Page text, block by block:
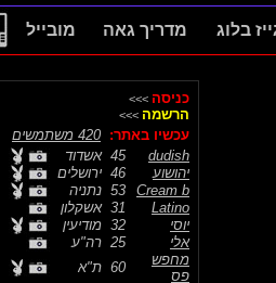
בלוג מדריך גאה מובייל
כניסה>>>
הרשמה>>>
עכשיו באתר: 420 משתמשים
dudish
45
אשדוד
יהושוע
46
ירושלים
Cream b
53
נתניה
Latino
31
אשקלון
מודיעין
רה"ע
מחפש
60
ת"א